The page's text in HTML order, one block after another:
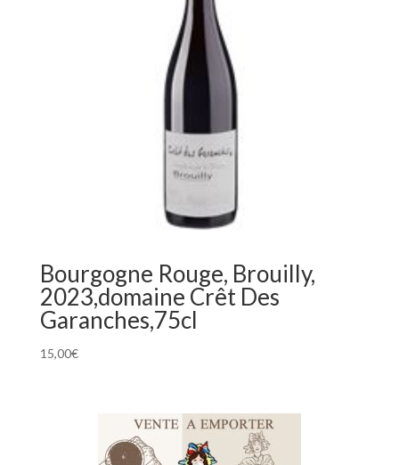
Bourgogne Rouge, Brouilly,
2023,domaine Crêt Des
Garanches,75cl
15,00€